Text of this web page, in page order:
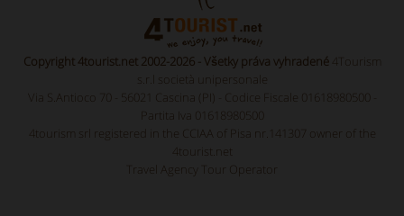
Copyright 4tourist.net 2002-2026 - Všetky práva vyhradené 4Tourism
s.r.l società unipersonale
Via S.Antioco 70 - 56021 Cascina (PI) - Codice Fiscale 01618980500 -
Partita Iva 01618980500
4tourism srl registered in the CCIAA of Pisa nr.141307 owner of the
4tourist.net
Travel Agency Tour Operator